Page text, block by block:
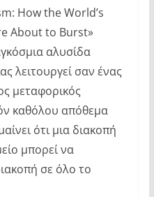
How the World’s
About to Burst»
αλυσίδα
λειτουργεί σαν ένας
μεταφορικός
καθόλου απόθεμα
ότι μια διακοπή
μπορεί να
σε όλο το